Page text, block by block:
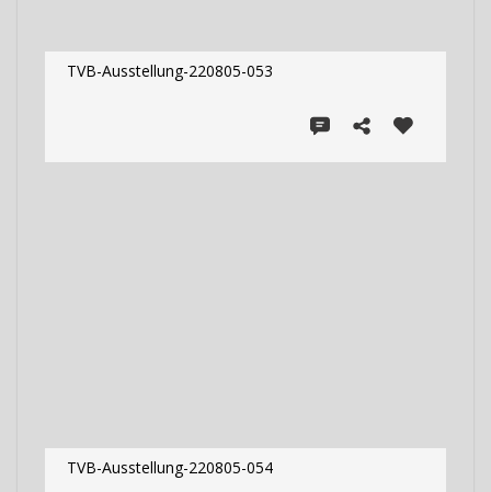
TVB-Ausstellung-220805-053
TVB-Ausstellung-220805-054